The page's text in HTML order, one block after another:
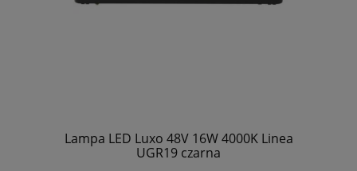
Lampa LED Luxo 48V 16W 4000K Linea
UGR19 czarna